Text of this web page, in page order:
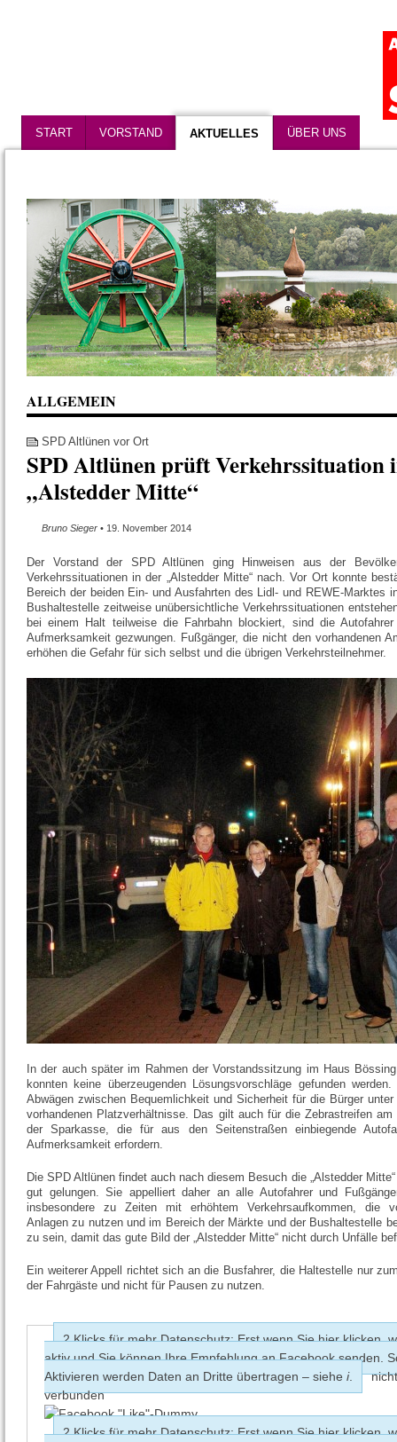
START VORSTAND AKTUELLES ÜBER UNS
ALLGEMEIN
SPD Altlünen vor Ort
SPD Altlünen prüft Verkehrssituation
„Alstedder Mitte“
Bruno Sieger • 19. November 2014
Der Vorstand der SPD Altlünen ging Hinweisen aus der
Verkehrssituationen in der „Alstedder Mitte“ nach. Vor Ort konnte
Bereich der beiden Ein- und Ausfahrten des Lidl- und REWE-Marktes
Bushaltestelle zeitweise unübersichtliche Verkehrssituationen
bei einem Halt teilweise die Fahrbahn blockiert, sind die
Aufmerksamkeit gezwungen. Fußgänger, die nicht den vorhandenen
erhöhen die Gefahr für sich selbst und die übrigen Verkehrsteilnehmer.
In der auch später im Rahmen der Vorstandssitzung im Haus
konnten keine überzeugenden Lösungsvorschläge gefunden
Abwägen zwischen Bequemlichkeit und Sicherheit für die Bürger
vorhandenen Platzverhältnisse. Das gilt auch für die Zebrastreifen
der Sparkasse, die für aus den Seitenstraßen einbiegende
Aufmerksamkeit erfordern.
Die SPD Altlünen findet auch nach diesem Besuch die „Alstedder
gut gelungen. Sie appelliert daher an alle Autofahrer und
insbesondere zu Zeiten mit erhöhtem Verkehrsaufkommen, die
Anlagen zu nutzen und im Bereich der Märkte und der Bushaltestelle
zu sein, damit das gute Bild der „Alstedder Mitte“ nicht durch Unfälle
Ein weiterer Appell richtet sich an die Busfahrer, die Haltestelle nur
der Fahrgäste und nicht für Pausen zu nutzen.
2 Klicks für mehr Datenschutz: Erst wenn Sie hier klicken,
aktiv und Sie können Ihre Empfehlung an Facebook senden.
Aktivieren werden Daten an Dritte übertragen – siehe i.
verbunden
2 Klicks für mehr Datenschutz: Erst wenn Sie hier klicken,